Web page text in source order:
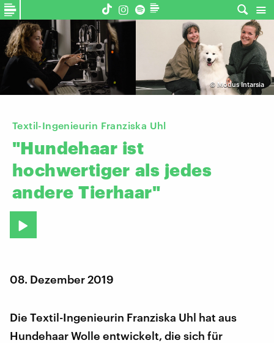
©Modus Intarsia
Textil-Ingenieurin Franziska Uhl
"Hundehaar ist
hochwertiger als jedes
andere Tierhaar"
08. Dezember 2019
Die Textil-Ingenieurin Franziska Uhl hat aus
Hundehaar Wolle entwickelt, die sich für